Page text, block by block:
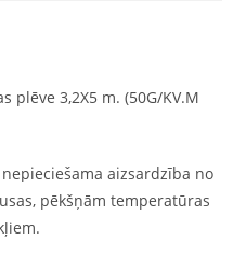
plēve 3,2X5 m. (50G/KV.M
aizsardzība no
pēkšņām temperatūras